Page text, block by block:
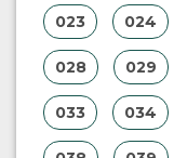
023 024
028 029
033 034